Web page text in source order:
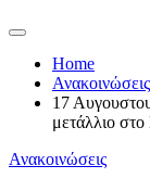
Home
Ανακοινώσεις
17
μετάλλιο
Ανακοινώσεις